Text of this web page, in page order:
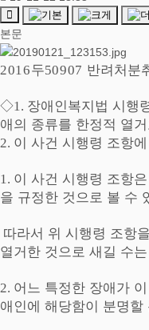
본문
2016두50907 반려처분
◇1. 장애인복지법 시행
애의 종류를 한정적 열
2. 이 사건 시행령 조항
1. 이 사건 시행령 조항
을 규정한 것으로 볼 수
따라서 위 시행령 조항을
열거한 것으로 새길 수
2. 어느 특정한 장애가
애인에 해당함이 분명할